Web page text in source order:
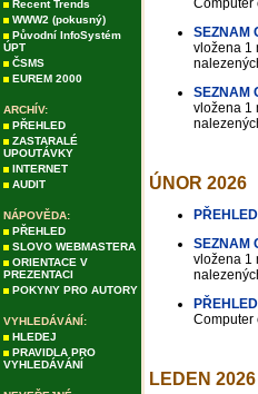
Recent Trends
WWW2 (pokusný)
Původní InfoSystém
ÚPT
ČSMS
EUREM 2000
ARCHÍV:
PŘEHLED
ZASTARALÉ
UPOUTÁVKY
INTERNET
AUDIT
NÁPOVĚDA:
PŘEHLED
SLOVO WEBMASTERA
ORIENTACE V
PREZENTACI
POKYNY PRO AUTORY
VYHLEDÁVÁNÍ:
HLEDEJ
PRAVIDLA PRO
VYHLEDÁVÁNÍ
Computer
SEZNAM
vložena 1
SEZNAM
vložena 1
ÚNOR 2026
SEZNAM
vložena 1
Computer
LEDEN 2026